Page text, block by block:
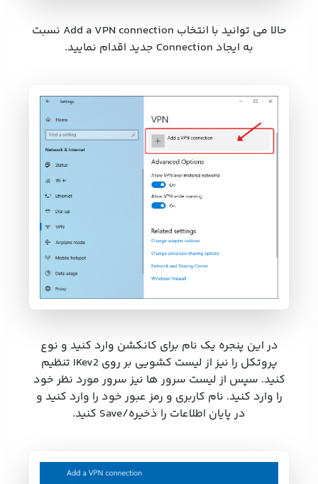
حالا می توانید با انتخاب Add a VPN connection نسبت
به ایجاد Connection جدید اقدام نمایید.
در این پنجره یک نام برای کانکشن وارد کنید و نوع
پروتکل را نیز از لیست کشویی بر روی IKev2 تنظیم
کنید. سپس از لیست سرور ها نیز سرور مورد نظر خود
را وارد کنید. نام کاربری و رمز عبور خود را وارد کنید و
در پایان اطلاعات را ذخیره/Save کنید.